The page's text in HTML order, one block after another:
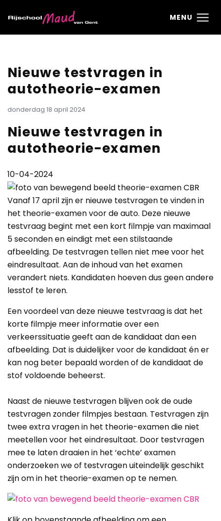
MENU
Nieuwe testvragen in
autotheorie-examen
donderdag 18 april 2024
Nieuwe testvragen in
autotheorie-examen
10-04-2024
Vanaf 17 april zijn er nieuwe testvragen te vinden in
het theorie-examen voor de auto. Deze nieuwe
testvraag begint met een kort filmpje van maximaal
5 seconden en eindigt met een stilstaande
afbeelding. De testvragen tellen niet mee voor het
eindresultaat. Aan de inhoud van het examen
verandert niets. Kandidaten hoeven dus geen andere
lesstof te leren.
Een voordeel van deze nieuwe testvraag is dat het
korte filmpje meer informatie over een
verkeerssituatie geeft aan de kandidaat dan een
afbeelding. Dat is duidelijker voor de kandidaat én er
kan nog beter bepaald worden of de kandidaat de
stof voldoende beheerst.
Naast de nieuwe testvragen blijven ook de oude
testvragen zonder filmpjes bestaan. Testvragen zijn
twee extra vragen in het theorie-examen die niet
meetellen voor het eindresultaat. Door testvragen
mee te laten draaien in het ‘echte’ examen
onderzoeken we of testvragen uiteindelijk geschikt
zijn om in het theorie-examen op te nemen.